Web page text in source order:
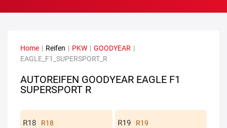
Home | Reifen | PKW | GOODYEAR |
EAGLE_F1_SUPERSPORT_R
AUTOREIFEN GOODYEAR EAGLE F1
SUPERSPORT R
R18 R19